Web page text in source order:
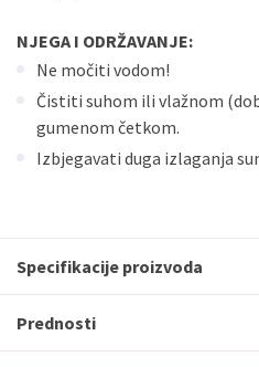
NJEGA I ODRŽAVANJE:
Ne močiti vodom!
Čistiti suhom ili vlažnom
gumenom četkom.
Izbjegavati duga izlaganja
Specifikacije proizvoda
Prednosti